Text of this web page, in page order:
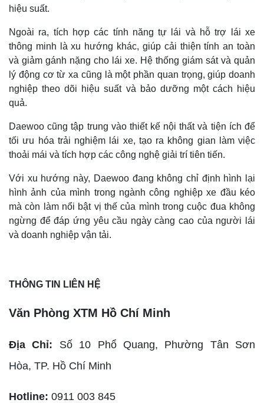
hiệu suất.
Ngoài ra, tích hợp các tính năng tự lái và hỗ trợ lái xe
thông minh là xu hướng khác, giúp cải thiện tính an toàn
và giảm gánh nặng cho lái xe. Hệ thống giám sát và quản
lý động cơ từ xa cũng là một phần quan trọng, giúp doanh
nghiệp theo dõi hiệu suất và bảo dưỡng một cách hiệu
quả.
Daewoo cũng tập trung vào thiết kế nội thất và tiện ích để
tối ưu hóa trải nghiệm lái xe, tạo ra không gian làm việc
thoải mái và tích hợp các công nghệ giải trí tiên tiến.
Với xu hướng này, Daewoo đang không chỉ định hình lại
hình ảnh của mình trong ngành công nghiệp xe đầu kéo
mà còn làm nổi bật vị thế của mình trong cuộc đua không
ngừng để đáp ứng yêu cầu ngày càng cao của người lái
và doanh nghiệp vận tải.
THÔNG TIN LIÊN HỆ
Văn Phòng XTM Hồ Chí Minh
Địa Chỉ: Số 10 Phổ Quang, Phường Tân Sơn
Hòa, TP. Hồ Chí Minh
Hotline: 0911 003 845